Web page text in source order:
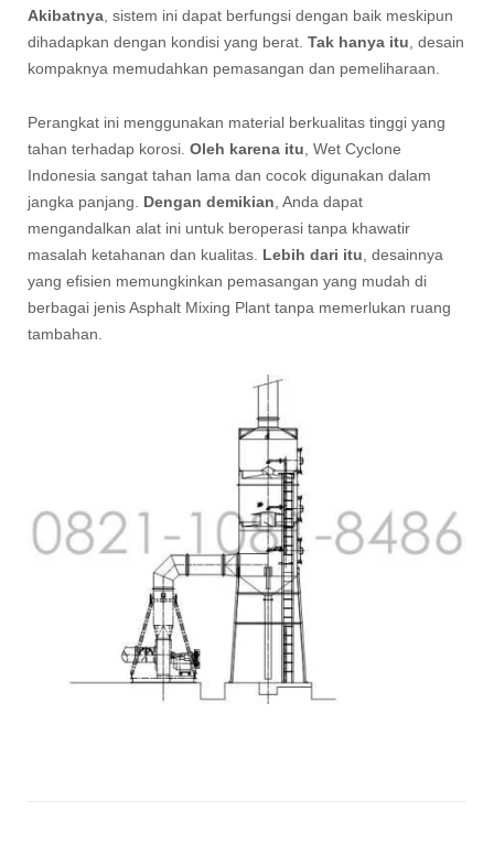
Akibatnya, sistem ini dapat berfungsi dengan baik meskipun
dihadapkan dengan kondisi yang berat. Tak hanya itu , desain
kompaknya memudahkan pemasangan dan pemeliharaan.
Perangkat ini menggunakan material berkualitas tinggi yang
tahan terhadap korosi. Oleh karena itu , Wet Cyclone
Indonesia sangat tahan lama dan cocok digunakan dalam
jangka panjang. Dengan demikian , Anda dapat
mengandalkan alat ini untuk beroperasi tanpa khawatir
masalah ketahanan dan kualitas. Lebih dari itu , desainnya
yang efisien memungkinkan pemasangan yang mudah di
berbagai jenis Asphalt Mixing Plant tanpa memerlukan ruang
tambahan.